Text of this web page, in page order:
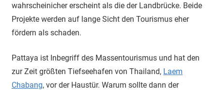
wahrscheinicher erscheint als die der Landbrücke. Beide
Projekte werden auf lange Sicht den Tourismus eher
fördern als schaden.
Pattaya ist Inbegriff des Massentourismus und hat den
zur Zeit größten Tiefseehafen von Thailand, Laem
Chabang, vor der Haustür. Warum sollte dann der